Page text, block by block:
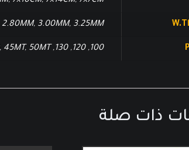
2.80MM, 3.00MM, 3.25MM
100
,
120
,
130
,
, 45MT, 50MT
ذات صلة